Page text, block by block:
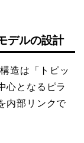
デルの設計
造は「トピッ
心となるピラ
内部リンクで